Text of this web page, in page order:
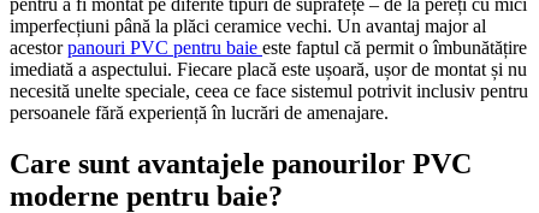
imperfecțiuni până la plăci ceramice vechi. Un avantaj major al
acestorpanouri PVC pentru baie este faptul că permit o îmbunătățire
imediată a aspectului. Fiecare placă este ușoară, ușor de montat și nu
necesită unelte speciale, ceea ce face sistemul potrivit inclusiv pentru
persoanele fără experiență în lucrări de amenajare.
Care sunt avantajele panourilor PVC
moderne pentru baie?